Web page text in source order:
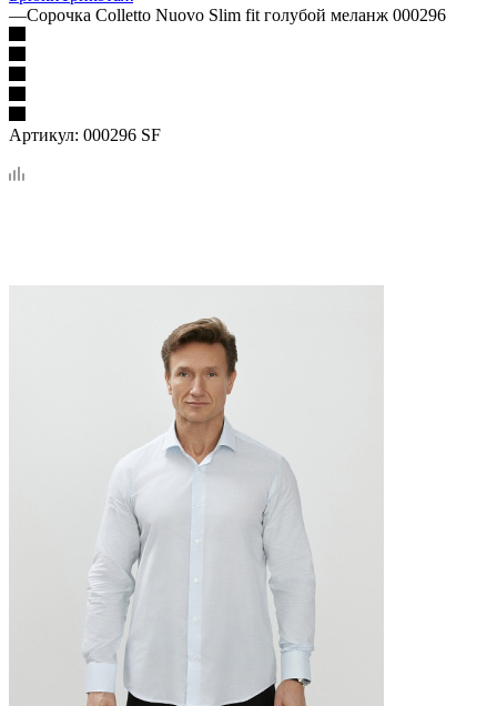
—Сорочка Colletto Nuovo Slim fit голубой меланж 000296
Артикул: 000296 SF